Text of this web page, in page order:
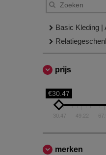
Basic Kleding |
prijs
€30.47
30.47 49.22
merken